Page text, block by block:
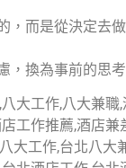
，而是從決定去
，換為事前的思考
大工作,八大兼職
工作推薦,酒店兼
大工作,台北八大